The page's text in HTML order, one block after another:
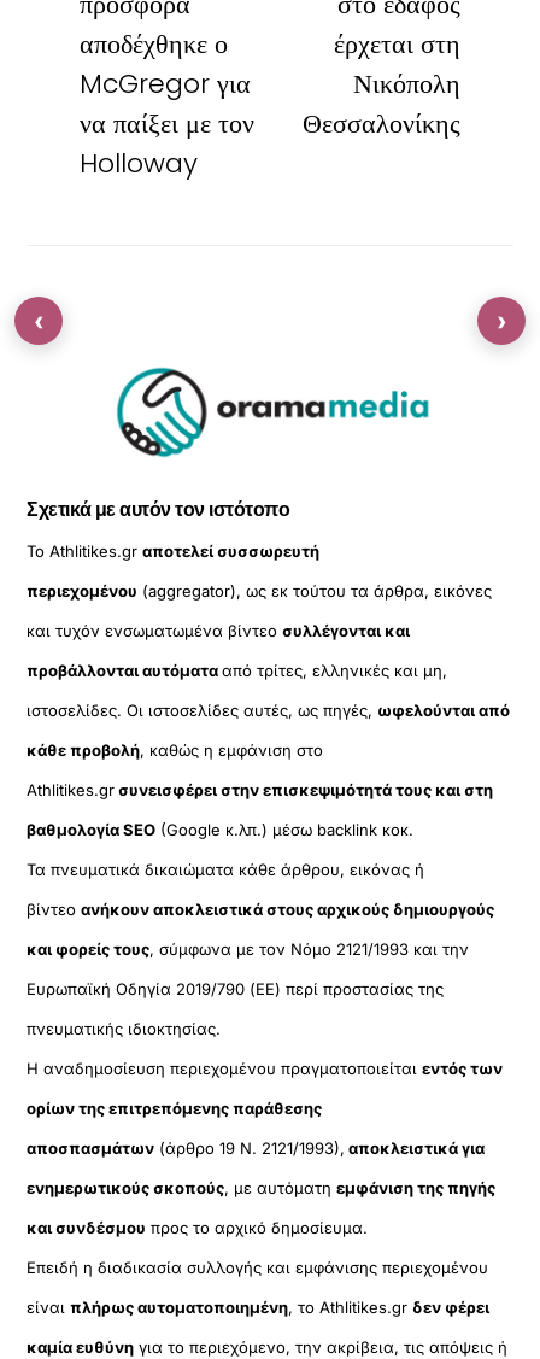
αποδέχθηκε ο
McGregor για
να παίξει με τον
Holloway
έρχεται στη
Νικόπολη
Θεσσαλονίκης
Σχετικά με αυτόν τον ιστότοπο
Το Athlitikes.grαποτελεί συσσωρευτή
περιεχομένου (aggregator), ως εκ τούτου τα άρθρα, εικόνες
και τυχόν ενσωματωμένα βίντεοσυλλέγονται και
προβάλλονται αυτόματααπό τρίτες, ελληνικές και μη,
ιστοσελίδες. Οι ιστοσελίδες αυτές, ως πηγές, ωφελούνται από
κάθε προβολή, καθώς η εμφάνιση στο
Athlitikes.grσυνεισφέρει στην επισκεψιμότητά τους και στη
βαθμολογία SEO (Google κ.λπ.) μέσω backlink κοκ.
Τα πνευματικά δικαιώματα κάθε άρθρου, εικόνας ή
βίντεοανήκουν αποκλειστικά στους αρχικούς δημιουργούς
και φορείς τους, σύμφωνα με τον Νόμο 2121/1993 και την
Ευρωπαϊκή Οδηγία 2019/790 (ΕΕ) περί προστασίας της
πνευματικής ιδιοκτησίας.
Η αναδημοσίευση περιεχομένου πραγματοποιείταιεντός των
ορίων της επιτρεπόμενης παράθεσης
αποσπασμάτων (άρθρο 19 Ν. 2121/1993), αποκλειστικά για
ενημερωτικούς σκοπούς, με αυτόματηεμφάνιση της πηγής
και συνδέσμου προς το αρχικό δημοσίευμα.
Επειδή η διαδικασία συλλογής και εμφάνισης περιεχομένου
είναιπλήρως αυτοματοποιημένη, το Athlitikes.gr δεν φέρει
καμία ευθύνη για το περιεχόμενο, την ακρίβεια, τις απόψεις ή
‹ ›